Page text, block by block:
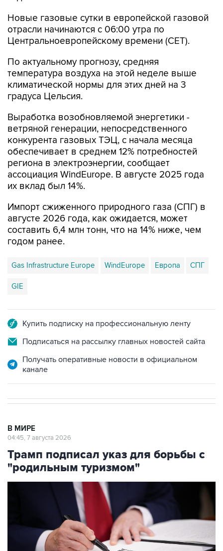
Центральноевропейскому времени (CET).
По актуальному прогнозу, средняя
климатической нормы для этих дней на 3
градуса Цельсия.
Выработка возобновляемой энергетики -
конкурента газовых ТЭЦ, с начала месяца
обеспечивает в среднем 12% потребностей
региона в электроэнергии, сообщает
ассоциация WindEurope. В августе 2025 года
их вклад был 14%.
Импорт сжиженного природного газа (СПГ) в
составить 6,4 млн тонн, что на 14% ниже, чем
годом ранее.
Gas Infrastructure Europe
GIE
Подписаться на рассылку главных новостей сайта
Получать оперативные новости в официальном
Трамп подписал указ для борьбы с
"родильным туризмом"